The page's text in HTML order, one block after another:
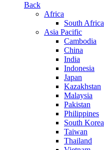
Back
Africa
South Africa
Asia Pacific
Cambodia
China
India
Indonesia
Japan
Kazakhstan
Malaysia
Pakistan
Philippines
South Korea
Taiwan
Thailand